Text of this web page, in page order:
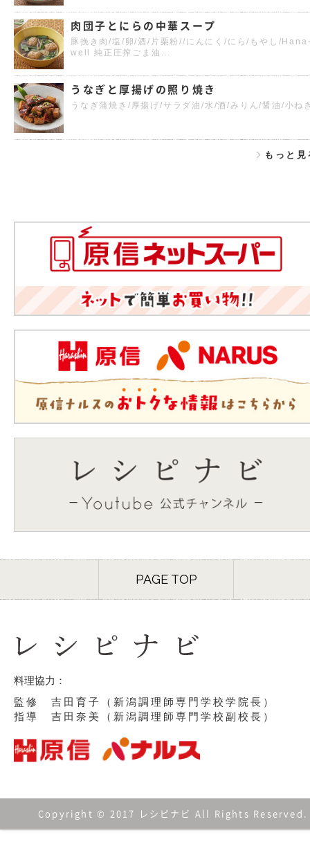
肉団子とにらの中華スープ
豚挽き肉/塩/卵/酒/片栗粉//にんにく/にら/もやし/
well 純正圧搾ごま油...
うなぎと厚揚げの照り焼き
うなぎ蒲焼き/厚揚げ/サラダ油/水/酒/みりん/醤油/小ね
もっと見
PAGE TOP
料理協力：
監修 吉田育子（新潟調理師専門学校学院長）
指導 吉田奈美（新潟調理師専門学校副校長）
Copyright © 2017 レシピナビ All Rights Reserved.